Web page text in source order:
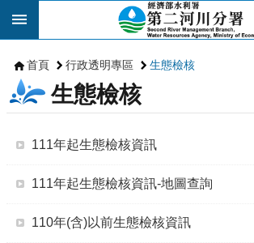
跳到主要內容區塊
首頁 行政透明專區 生態檢核
生態檢核
111年起生態檢核資訊
111年起生態檢核資訊-地圖查詢
110年(含)以前生態檢核資訊